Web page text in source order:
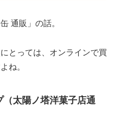
通販」の話。
とっては、オンラインで買
ね。
太陽ノ塔洋菓子店通